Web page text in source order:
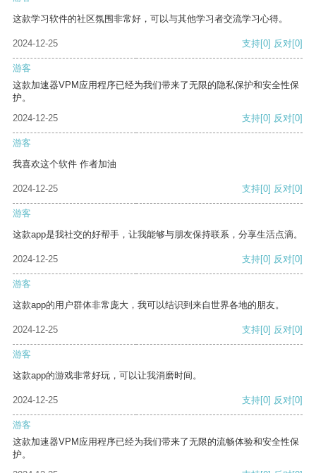
这款学习软件的社区氛围非常好，可以与其他学习者交流学习心得。
2024-12-25 支持[0] 反对[0]
游客
这款加速器VPM应用程序已经为我们带来了无限的隐私保护和安全性保
护。
2024-12-25
支持[0] 反对[0]
游客
我喜欢这个软件 作者加油
2024-12-25 支持[0] 反对[0]
游客
这款app是我社交的好帮手，让我能够与朋友保持联系，分享生活点滴。
2024-12-25 支持[0] 反对[0]
游客
这款app的用户群体非常庞大，我可以结识到来自世界各地的朋友。
2024-12-25 支持[0] 反对[0]
游客
这款app的游戏非常好玩，可以让我消磨时间。
2024-12-25 支持[0] 反对[0]
游客
这款加速器VPM应用程序已经为我们带来了无限的流畅体验和安全性保
护。